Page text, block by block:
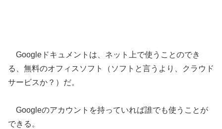
Googleドキュメントは、ネット上で使うことのでき
る、無料のオフィスソフト（ソフトと言うより、クラウド
サービスか？）だ。
Googleのアカウントを持っていれば誰でも使うことが
できる。